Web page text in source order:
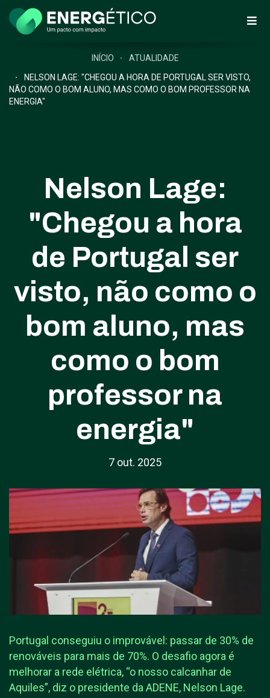
INÍCIO
ATUALIDADE
NELSON LAGE: "CHEGOU A HORA DE PORTUGAL SER VISTO,
NÃO COMO O BOM ALUNO, MAS COMO O BOM PROFESSOR NA
ENERGIA"
Nelson Lage:
"Chegou a hora
de Portugal ser
visto, não como o
bom aluno, mas
como o bom
professor na
energia"
7 out. 2025
Portugal conseguiu o improvável: passar de 30% de
renováveis para mais de 70%. O desafio agora é
melhorar a rede elétrica, “o nosso calcanhar de
Aquiles”, diz o presidente da ADENE, Nelson Lage.